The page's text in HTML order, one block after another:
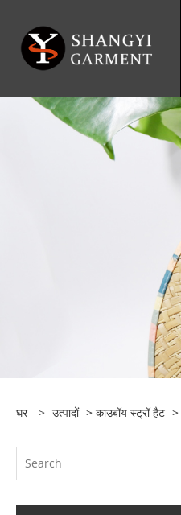
घर > उत्पादों > काउबॉय स्ट्रॉ हैट >